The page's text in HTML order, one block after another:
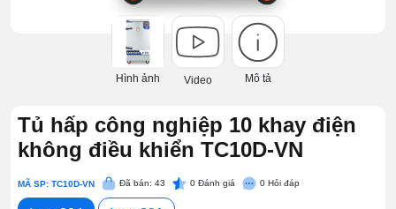
Hình ảnh Video Mô tả
Tủ hấp công nghiệp 10 khay điện
không điều khiển TC10D-VN
MÃ SP: TC10D-VN Đã bán: 43 0 Đánh giá 0 Hỏi đáp